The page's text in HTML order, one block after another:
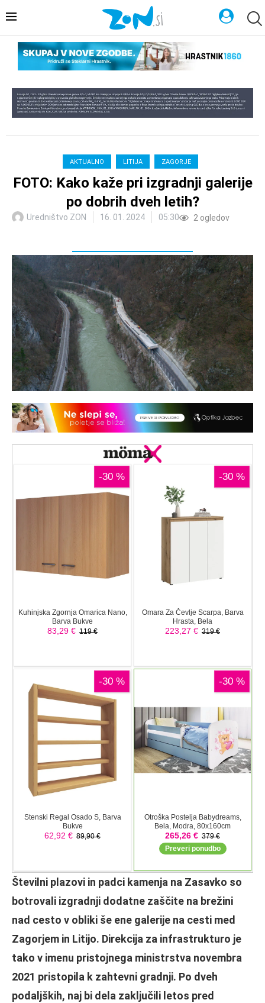
AKTUALNO LITIJA ZAGORJE
FOTO: Kako kaže pri izgradnji galerije
po dobrih dveh letih?
Uredništvo ZON 16. 01. 2024 05:30 2 ogledov
Številni plazovi in padci kamenja na Zasavko so
botrovali izgradnji dodatne zaščite na brežini
nad cesto v obliki še ene galerije na cesti med
Zagorjem in Litijo. Direkcija za infrastrukturo je
tako v imenu pristojnega ministrstva novembra
2021 pristopila k zahtevni gradnji. Po dveh
podaljških, naj bi dela zaključili letos pred